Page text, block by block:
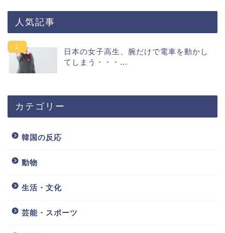
人気記事
日本の女子高生、腕だけで電車を動かし
てしまう・・・...
カテゴリー
韓国の反応
動物
生活・文化
芸能・スポーツ